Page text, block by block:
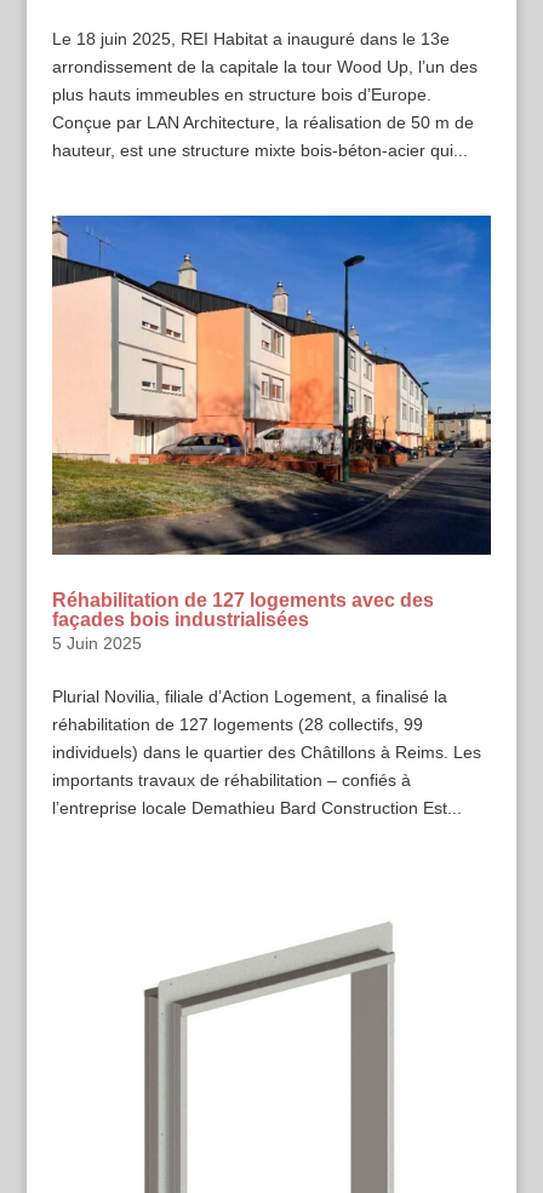
Le 18 juin 2025, REI Habitat a inauguré dans le 13e
arrondissement de la capitale la tour Wood Up, l’un des
plus hauts immeubles en structure bois d’Europe.
Conçue par LAN Architecture, la réalisation de 50 m de
hauteur, est une structure mixte bois-béton-acier qui...
Réhabilitation de 127 logements avec des
façades bois industrialisées
5 Juin 2025
Plurial Novilia, filiale d’Action Logement, a finalisé la
réhabilitation de 127 logements (28 collectifs, 99
individuels) dans le quartier des Châtillons à Reims. Les
importants travaux de réhabilitation – confiés à
l’entreprise locale Demathieu Bard Construction Est...